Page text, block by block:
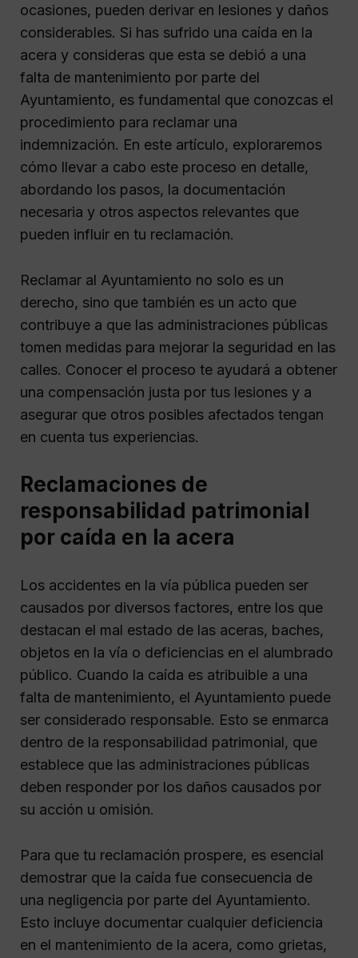
ocasiones, pueden derivar en lesiones y daños
considerables. Si has sufrido una caída en la
acera y consideras que esta se debió a una
falta de mantenimiento por parte del
Ayuntamiento, es fundamental que conozcas el
procedimiento para reclamar una
indemnización. En este artículo, exploraremos
cómo llevar a cabo este proceso en detalle,
abordando los pasos, la documentación
necesaria y otros aspectos relevantes que
pueden influir en tu reclamación.
Reclamar al Ayuntamiento no solo es un
derecho, sino que también es un acto que
contribuye a que las administraciones públicas
tomen medidas para mejorar la seguridad en las
calles. Conocer el proceso te ayudará a obtener
una compensación justa por tus lesiones y a
asegurar que otros posibles afectados tengan
en cuenta tus experiencias.
Reclamaciones de
responsabilidad patrimonial
por caída en la acera
Los accidentes en la vía pública pueden ser
causados por diversos factores, entre los que
destacan el mal estado de las aceras, baches,
objetos en la vía o deficiencias en el alumbrado
público. Cuando la caída es atribuible a una
falta de mantenimiento, el Ayuntamiento puede
ser considerado responsable. Esto se enmarca
dentro de la responsabilidad patrimonial, que
establece que las administraciones públicas
deben responder por los daños causados por
su acción u omisión.
Para que tu reclamación prospere, es esencial
demostrar que la caída fue consecuencia de
una negligencia por parte del Ayuntamiento.
Esto incluye documentar cualquier deficiencia
en el mantenimiento de la acera, como grietas,